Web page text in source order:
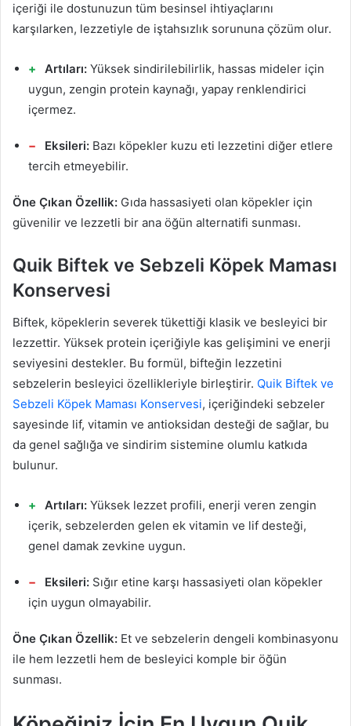
içeriği ile dostunuzun tüm besinsel ihtiyaçlarını
karşılarken, lezzetiyle de iştahsızlık sorununa çözüm olur.
Artıları: Yüksek sindirilebilirlik, hassas mideler için
uygun, zengin protein kaynağı, yapay renklendirici
içermez.
Eksileri: Bazı köpekler kuzu eti lezzetini diğer etlere
tercih etmeyebilir.
Öne Çıkan Özellik: Gıda hassasiyeti olan köpekler için
güvenilir ve lezzetli bir ana öğün alternatifi sunması.
Quik Biftek ve Sebzeli Köpek Maması
Konservesi
Biftek, köpeklerin severek tükettiği klasik ve besleyici bir
lezzettir. Yüksek protein içeriğiyle kas gelişimini ve enerji
seviyesini destekler. Bu formül, bifteğin lezzetini
sebzelerin besleyici özellikleriyle birleştirir. Quik Biftek ve
Sebzeli Köpek Maması Konservesi, içeriğindeki sebzeler
sayesinde lif, vitamin ve antioksidan desteği de sağlar, bu
da genel sağlığa ve sindirim sistemine olumlu katkıda
bulunur.
Artıları: Yüksek lezzet profili, enerji veren zengin
içerik, sebzelerden gelen ek vitamin ve lif desteği,
genel damak zevkine uygun.
Eksileri: Sığır etine karşı hassasiyeti olan köpekler
için uygun olmayabilir.
Öne Çıkan Özellik: Et ve sebzelerin dengeli kombinasyonu
ile hem lezzetli hem de besleyici komple bir öğün
sunması.